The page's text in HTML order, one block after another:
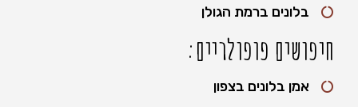
בלונים ברמת הגולן
חיפושים פופולריים:
אמן בלונים בצפון